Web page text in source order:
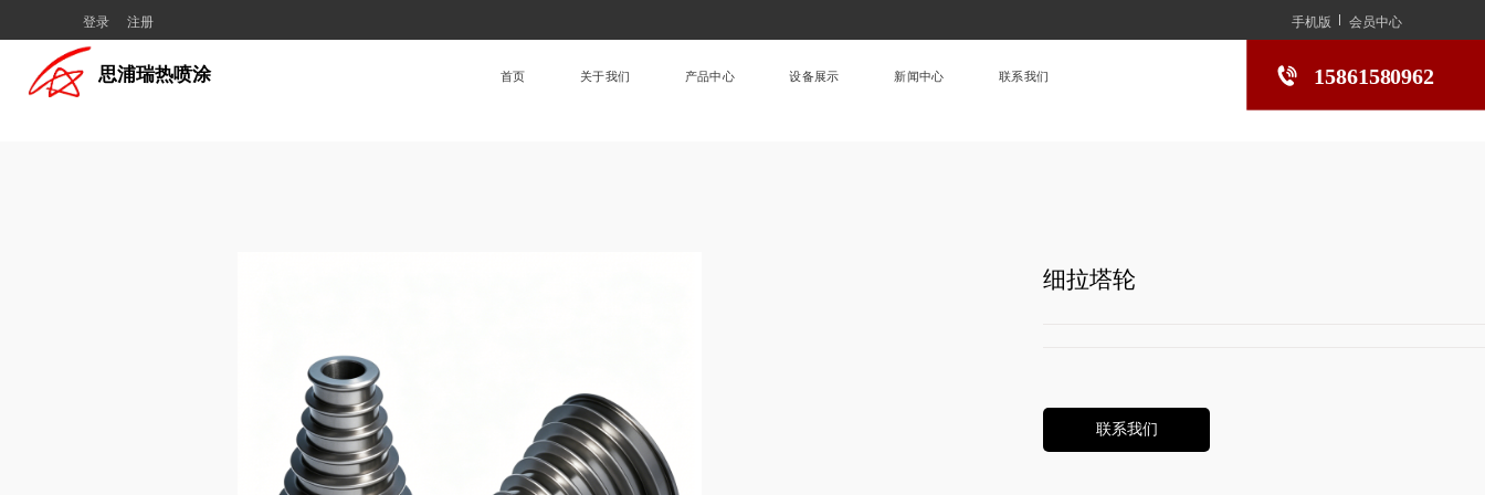
登录 注册 手机版 会员中心
首页 关于我们 产品中心 设备展示 新闻中心 联系我们 15861580962
思浦瑞热喷涂
细拉塔轮
联系我们